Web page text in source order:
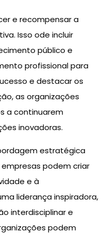
e recompensar a
Isso ode incluir
público e
profissional para
e destacar os
as organizações
a continuarem
inovadoras.
estratégica
podem criar
e à
liderança inspiradora,
interdisciplinar e
podem